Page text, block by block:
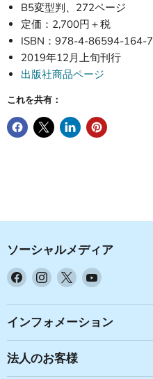
B5変型判、272ページ
定価：2,700円＋税
ISBN：978-4-86594-164-7
2019年12月上旬刊行
出版社商品ページ
これを共有：
ソーシャルメディア
Facebook
見
つ
て
く
Instagram
見
つ
て
く
X
見
つ
て
く
YouTube
見
つ
インフォメーション
法人のお客様